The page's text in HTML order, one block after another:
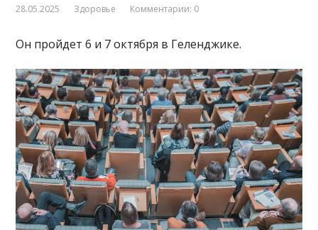
28.05.2025 Здоровье Комментарии: 0
Он пройдет 6 и 7 октября в Геленджике.